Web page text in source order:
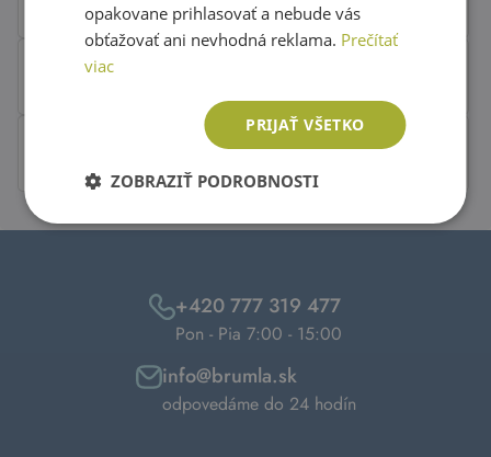
+420 777 319 477
Pon - Pia 7:00 - 15:00
info@brumla.sk
odpovedáme do 24 hodín
opakovane prihlasovať a nebude vás
obťažovať ani nevhodná reklama. Prečítať
viac
PRIJAŤ VŠETKO
ZOBRAZIŤ PODROBNOSTI